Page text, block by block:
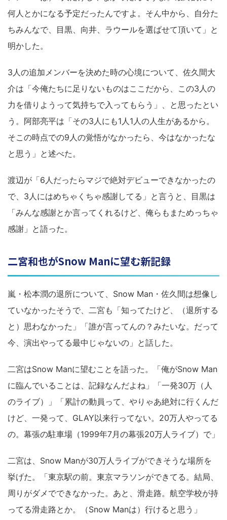
何人とかになる予定だったんですよ。そん中から、自分た
ちみんなで、目黒、向井、ラウールを選ばせて頂いて」と
明かした。
3人の追加メンバーを決めた時の心境について、佐久間大
介は「今俺たちに足りないものはここだから、この3人の
力を借りようって気持ちで入ってもらう」、と思ったとい
う。阿部亮平は「その3人にも1人1人の人生があるから。
そこの時点での9人の覚悟がなかったら、今はなかったな
と思う」と述べた。
渡辺が「6人だったらマジで絶対デビューできなかったの
で、3人にはめちゃくちゃ感謝してる」と言うと、目黒は
「みんな感謝とか言ってくれるけど、俺らもまためっちゃ
感謝」と語った。
二宮和也がSnow Manに望む新記録
嵐・松本潤の退所について、Snow Man・佐久間は想像し
ていなかったそうで、二宮も「知ってたけど、（退所する
と）思わなかった」「誰が言ってんの？みたいな。だって
今、演出やってる最中じゃないの」と話した。
二宮はSnow Manに望むことを語った。「俺がSnow Man
に臨んでいることは、記録なんだよね」「一発30万（人
のライブ）」「累計の動員って、やりゃあ絶対に行くんだ
けど、一発って、GLAY以来行ってない。20万人やってる
の。幕張の駐車場（1999年7月の幕張20万人ライブ）で」
二宮は、Snow Manが30万人ライブができそうな場所を
挙げた。「東京駅の前。東京マラソンができてる。結局、
周りがダメでできなかった。あと、滑走路。航空学校が持
ってる滑走路とか。（Snow Manは）行けると思う」